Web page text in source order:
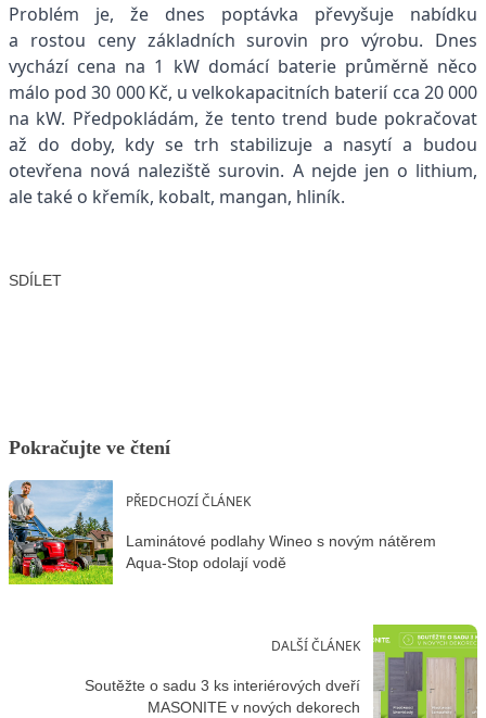
Problém je, že dnes poptávka převyšuje nabídku
a rostou ceny základních surovin pro výrobu. Dnes
vychází cena na 1 kW domácí baterie průměrně něco
málo pod 30 000 Kč, u velkokapacitních baterií cca 20 000
na kW. Předpokládám, že tento trend bude pokračovat
až do doby, kdy se trh stabilizuje a nasytí a budou
otevřena nová naleziště surovin. A nejde jen o lithium,
ale také o křemík, kobalt, mangan, hliník.
SDÍLET
Pokračujte ve čtení
PŘEDCHOZÍ ČLÁNEK
Laminátové podlahy Wineo s novým nátěrem
Aqua-Stop odolají vodě
DALŠÍ ČLÁNEK
Soutěžte o sadu 3 ks interiérových dveří
MASONITE v nových dekorech